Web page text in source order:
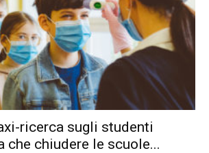
ricerca sugli studenti
che chiudere le scuole...